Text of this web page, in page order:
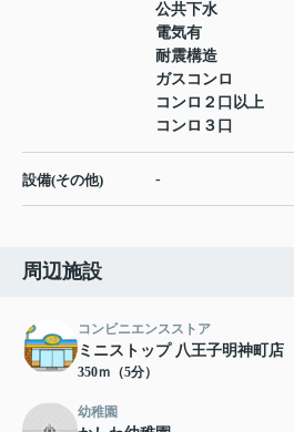
公共下水
電気有
耐震構造
ガスコンロ
コンロ２口以上
コンロ３口
設備(その他) -
周辺施設
コンビニエンスストア
ミニストップ 八王子明神町店
350ｍ（5分）
幼稚園